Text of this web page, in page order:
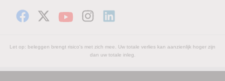
Let op: beleggen brengt risico's met zich mee. Uw totale verlies kan aanzienlijk hoger zijn
dan uw totale inleg.